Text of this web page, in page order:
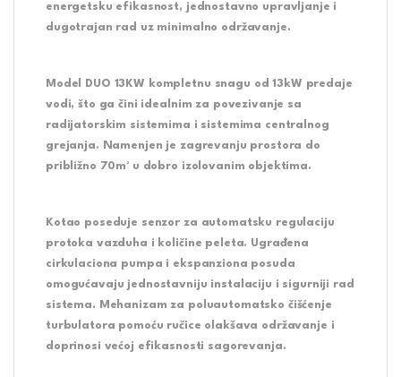
energetsku efikasnost, jednostavno upravljanje i
dugotrajan rad uz minimalno održavanje.
Model DUO 13KW kompletnu snagu od 13kW predaje
vodi, što ga čini idealnim za povezivanje sa
radijatorskim sistemima i sistemima centralnog
grejanja. Namenjen je zagrevanju prostora do
približno 70m² u dobro izolovanim objektima.
Kotao poseduje senzor za automatsku regulaciju
protoka vazduha i količine peleta. Ugrađena
cirkulaciona pumpa i ekspanziona posuda
omogućavaju jednostavniju instalaciju i sigurniji rad
sistema. Mehanizam za poluautomatsko čišćenje
turbulatora pomoću ručice olakšava održavanje i
doprinosi većoj efikasnosti sagorevanja.